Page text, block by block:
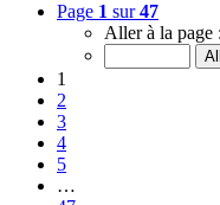
Page 1 sur47
Aller à la page :
1
2
3
4
5
…